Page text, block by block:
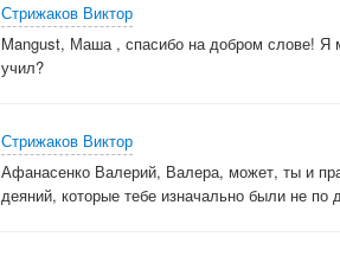
Стрижаков Виктор
Mangust, Маша , спасибо на добром слове! Я
учил?
Стрижаков Виктор
Афанасенко Валерий, Валера, может, ты и
деяний, которые тебе изначально были не по